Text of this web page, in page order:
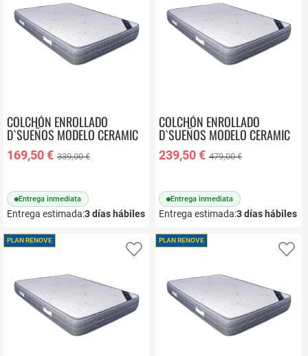
COLCHÓN ENROLLADO
D`SUEÑOS MODELO CERAMIC
90X190
169,50 € 339,00 €
Entrega inmediata
Entrega estimada:3días hábiles
COLCHÓN ENROLLADO
D`SUEÑOS MODELO CERAMIC
135X190
239,50 € 479,00 €
Entrega inmediata
Entrega estimada:3días hábiles
PLAN RENOVE
Añadir a favoritos
PLAN RENOVE